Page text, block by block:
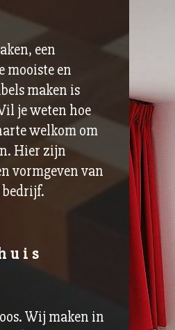
een
mooiste en
maken is
je weten hoe
welkom om
Hier zijn
vormgeven van
Wij maken in